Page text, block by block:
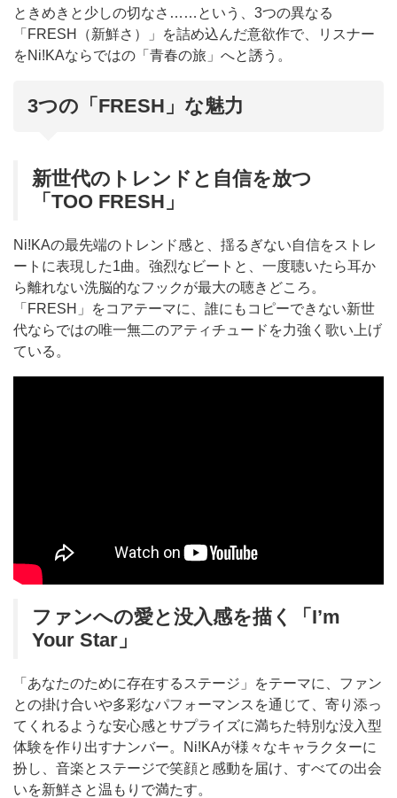
ときめきと少しの切なさ……という、3つの異なる
「FRESH（新鮮さ）」を詰め込んだ意欲作で、リスナー
をNi!KAならではの「青春の旅」へと誘う。
3つの「FRESH」な魅力
新世代のトレンドと自信を放つ
「TOO FRESH」
Ni!KAの最先端のトレンド感と、揺るぎない自信をストレ
ートに表現した1曲。強烈なビートと、一度聴いたら耳か
ら離れない洗脳的なフックが最大の聴きどころ。
「FRESH」をコアテーマに、誰にもコピーできない新世
代ならではの唯一無二のアティチュードを力強く歌い上げ
ている。
ファンへの愛と没入感を描く「I’m
Your Star」
「あなたのために存在するステージ」をテーマに、ファン
との掛け合いや多彩なパフォーマンスを通じて、寄り添っ
てくれるような安心感とサプライズに満ちた特別な没入型
体験を作り出すナンバー。Ni!KAが様々なキャラクターに
扮し、音楽とステージで笑顔と感動を届け、すべての出会
いを新鮮さと温もりで満たす。